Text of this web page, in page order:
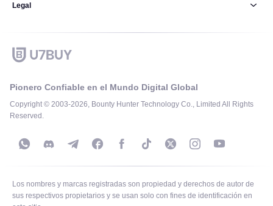
Pionero Confiable en el Mundo Digital Global
Copyright © 2003-2026, Bounty Hunter Technology Co., Limited All Rights
Reserved.
Legal
Los nombres y marcas registradas son propiedad y derechos de autor de
sus respectivos propietarios y se usan solo con fines de identificación en